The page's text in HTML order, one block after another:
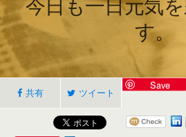
す。
共有 ツイート
Save